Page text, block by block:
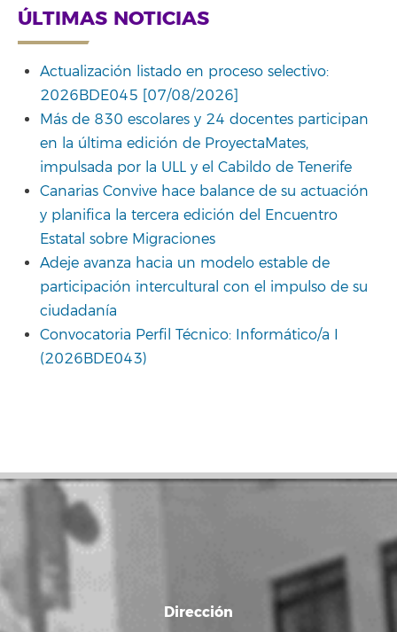
ÚLTIMAS NOTICIAS
Actualización listado en proceso selectivo:
2026BDE045 [07/08/2026]
Más de 830 escolares y 24 docentes participan
en la última edición de ProyectaMates,
impulsada por la ULL y el Cabildo de Tenerife
Canarias Convive hace balance de su actuación
y planifica la tercera edición del Encuentro
Estatal sobre Migraciones
Adeje avanza hacia un modelo estable de
participación intercultural con el impulso de su
ciudadanía
Convocatoria Perfil Técnico: Informático/a I
(2026BDE043)
Dirección